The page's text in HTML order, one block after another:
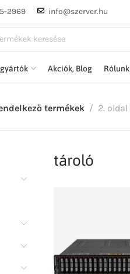
2969 info@szerver.hu
Akciók, Blog Rólunk
termékek 2. oldal
tároló